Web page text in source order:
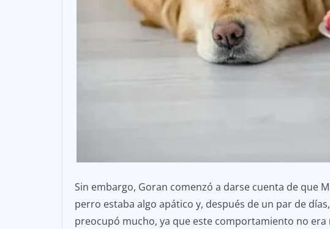
Sin embargo, Goran comenzó a darse cuenta de que
perro estaba algo apático y, después de un par de
preocupó mucho, ya que este comportamiento no